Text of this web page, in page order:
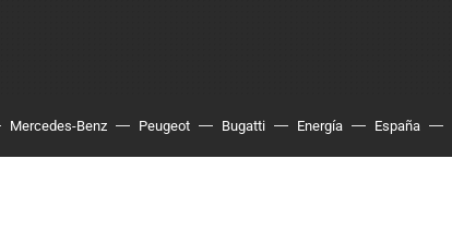
Mercedes-Benz Peugeot Bugatti Energía España